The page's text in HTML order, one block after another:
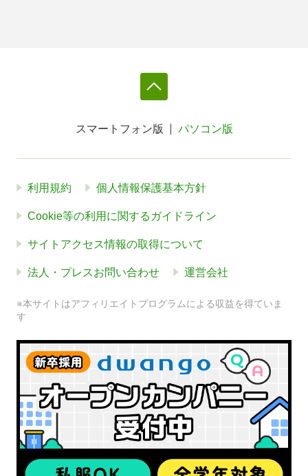
スマートフォン版 パソコン版
利用規約 個人情報保護基本方針
Cookie等の利用に関するガイドライン
サイトアクセス情報の取得について
法人・プレスお問い合わせ 運営会社
※本サイトはアフィリエイトプログラムによる収益を得ていま
す